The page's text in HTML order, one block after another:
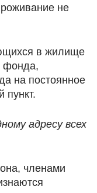
не
в жилище
фонда,
на постоянное
пункт.
адресу всех
членами